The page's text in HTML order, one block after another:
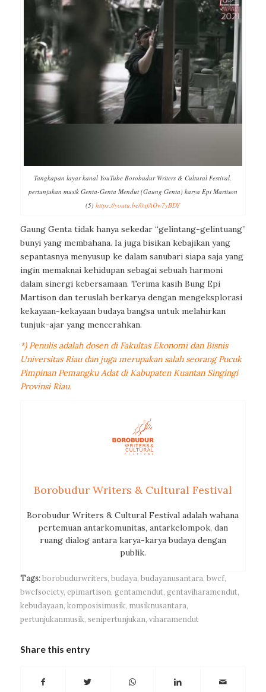
Tangkapan layar kanal YouTube Borobudur Writers & Cultural Festival,
pertunjukan musik Genta-Genta Mendut (Gaung Genta) karya Epi Martison
(5)https://youtu.be/0xfAOw7yBDY
Gaung Genta tidak hanya sekedar “gelintang-gelintuang”
bunyi yang membahana. Ia juga bisikan kebajikan yang
sepantasnya menyusup ke dalam sanubari siapa saja yang
ingin memaknai kehidupan sebagai sebuah harmoni
dalam sinergi kebersamaan. Terima kasih Bung Epi
Martison dan teruslah berkarya dengan mengeksplorasi
kekayaan-kekayaan budaya bangsa untuk melahirkan
tunjuk-ajar yang mencerahkan.
*) Penulis adalah dosen di Fakultas Ekonomi dan Bisnis
Universitas Riau dan juga merupakan salah seorang Pucuk
Pimpinan Pemangku Adat di Kabupaten Kuantan Singingi
Provinsi Riau.
Borobudur Writers & Cultural Festival
Borobudur Writers & Cultural Festival adalah wahana
pertemuan antarkomunitas, antarkelompok, dan
ruang dialog antara karya-karya budaya dengan
publik.
Tags: borobudurwriters, budaya, budayanusantara, bwcf,
bwcfsociety, epimartison, gentamendut, gentaviharamendut,
kebudayaan, komposisimusik, musiknusantara,
pertunjukanmusik, senipertunjukan, viharamendut
Share this entry